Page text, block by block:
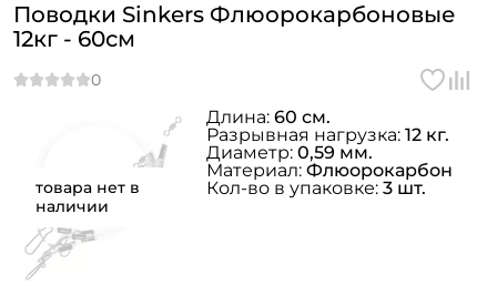
товара нет в
наличии
Поводки Sinkers Флюорокарбоновые
12кг - 60см
Длина: 60 см.
Разрывная нагрузка: 12 кг.
Диаметр: 0,59 мм.
Материал: Флюорокарбон
Кол-во в упаковке: 3 шт.